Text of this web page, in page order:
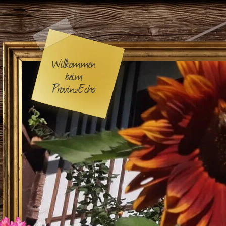
Willkommen
beim
ProvinzEcho